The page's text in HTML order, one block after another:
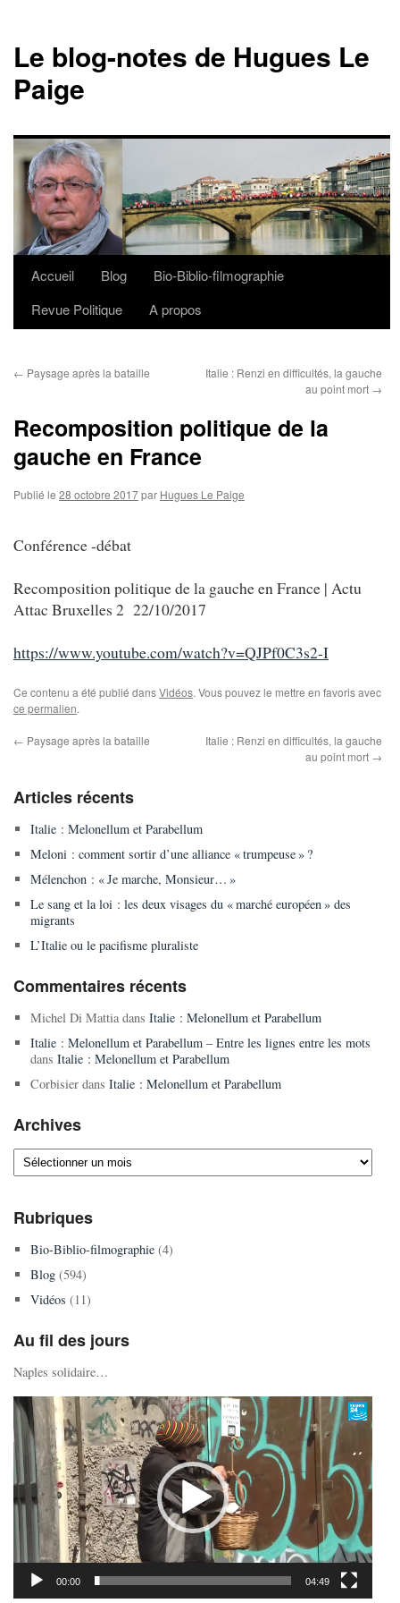
Le blog-notes de Hugues Le
Paige
Aller
Accueil Blog
Bio-Biblio-filmographie
Revue Politique
A propos
← Paysage après la bataille
Italie : Renzi en difficultés, la gauche
au point mort →
Recomposition politique de la
gauche en France
Publié le 28 octobre 2017par Hugues Le Paige
Conférence -débat
Recomposition politique de la gauche en France | Actu
Attac Bruxelles 2 22/10/2017
https://www.youtube.com/watch?v=QJPf0C3s2-I
Ce contenu a été publié dansVidéos. Vous pouvez le mettre en favoris avec
ce permalien.
← Paysage après la bataille
Italie : Renzi en difficultés, la gauche
au point mort →
Articles récents
Italie : Melonellum et Parabellum
Meloni : comment sortir d’une alliance « trumpeuse » ?
Mélenchon : « Je marche, Monsieur… »
Le sang et la loi : les deux visages du « marché européen » des
migrants
L’Italie ou le pacifisme pluraliste
Commentaires récents
Michel Di Mattiadans Italie : Melonellum et Parabellum
Italie : Melonellum et Parabellum – Entre les lignes entre les mots
dans Italie : Melonellum et Parabellum
Corbisierdans Italie : Melonellum et Parabellum
Archives
Archives
Rubriques
Bio-Biblio-filmographie(4)
Blog(594)
Vidéos (11)
Au fil des jours
Naples solidaire…
Lecteur
vidéo
00:00 04:49